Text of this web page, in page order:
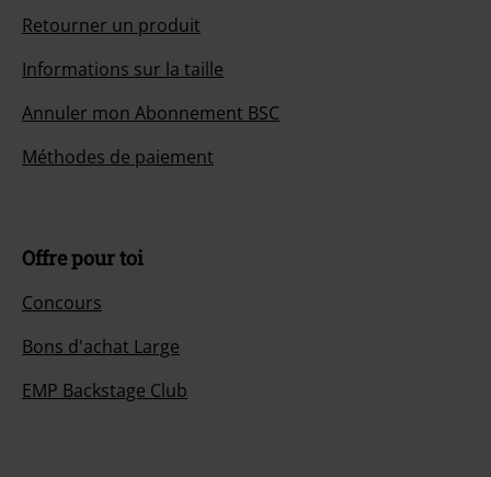
Retourner un produit
Informations sur la taille
Annuler mon Abonnement BSC
Méthodes de paiement
Offre pour toi
Concours
Bons d'achat Large
EMP Backstage Club